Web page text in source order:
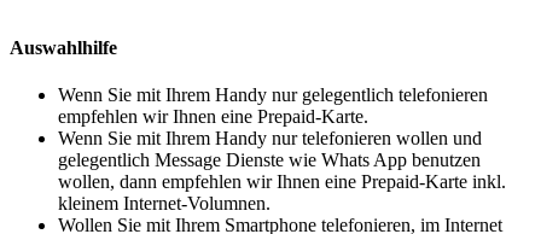
Auswahlhilfe
Wenn Sie mit Ihrem Handy nur gelegentlich telefonieren
empfehlen wir Ihnen eine Prepaid-Karte.
Wenn Sie mit Ihrem Handy nur telefonieren wollen und
gelegentlich Message Dienste wie Whats App benutzen
wollen, dann empfehlen wir Ihnen eine Prepaid-Karte inkl.
kleinem Internet-Volumnen.
Wollen Sie mit Ihrem Smartphone telefonieren, im Internet